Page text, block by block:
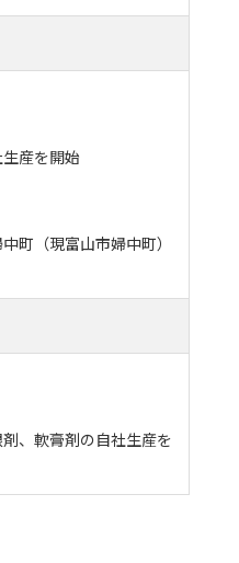
産を開始
町（現富山市婦中町）
、軟膏剤の自社生産を